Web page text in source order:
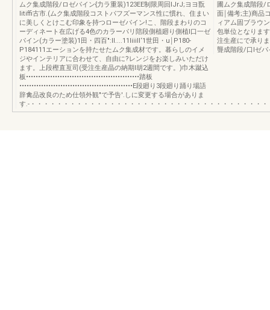
ムク集成階段/ロゼパイン{力ラ重装)123EE制限周回IJrJ;ヨヨ翫
litiffi古市.(ムク集成階段コストパフズーマンス性に慣れ、住まい
に美しくとけこむ印象を持つローゼパイン!こ、階段まわりのコ
ーディネート在広げる4色のカラーパリ陪段側植廻り側植l口一ゼ
パイン(カラー塗装)1田・四百":Il....11liiill‘1世田・u￨P180-
P184111エーションを持たせたムク集成材です。暮らしのイメ
ジやインテリアに合わせて、自由に?レンジをお楽しみいただけ
ます。上段樫直亙司(受注生産晶の納期l胡2週間です。)巾木蹴込
板•••••••••••••••••••••••••••••••••••••••••••••••踏板
•••••••••••••••••••••••••••••••••••••••••••••••E段廻り3段廻り踊り場語
辞禽品改良のため仕領外観"で予告'.しに変更する場合がありま
す.-・・・・・・・・・・・・・・・・・・・・・・・・・・・・・・・・・・・・
圃ムク集成階段/
面￨備考;主)商品
ィアム固ブラウ
包単位となりま
注生産にで承り
聾成階段/口lゼパ